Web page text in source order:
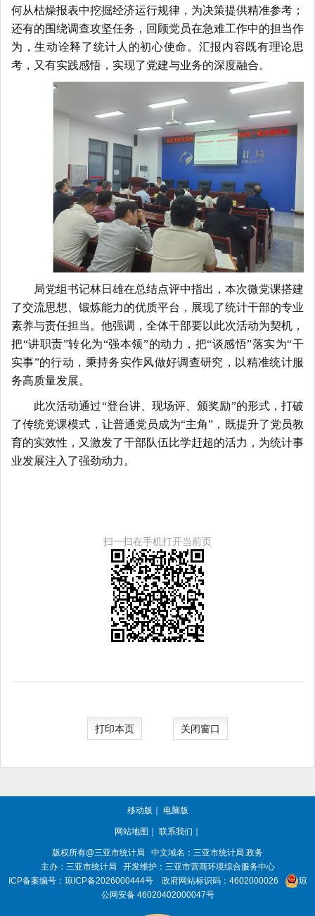
何从枯燥报表中挖掘经济运行规律，为决策提供精准参考；
还有的围绕调查攻坚任务，回顾党员在急难工作中的担当作
为，生动诠释了统计人的初心使命。汇报内容既有理论思
考，又有实践感悟，实现了党建与业务的深度融合。
局党组书记林日雄在总结点评中指出，本次微党课搭建
了交流思想、锻炼能力的优质平台，展现了统计干部的专业
素养与责任担当。他强调，全体干部要以此次活动为契机，
把“讲职责”转化为“强本领”的动力，把“谈感悟”落实为“干
实事”的行动，秉持务实作风做好调查研究，以精准统计服
务高质量发展。
此次活动通过“登台讲、现场评、颁奖励”的形式，打破
了传统党课模式，让普通党员成为“主角”，既提升了党员教
育的实效性，又激发了干部队伍比学赶超的活力，为统计事
业发展注入了强劲动力。
扫一扫在手机打开当前页
打印本页 关闭窗口
移动版 ｜ 电脑版
网站地图 ｜ 联系我们 ｜
版权所有@三亚市统计局
中文域名：三亚市统计局.政务
主办：三亚市统计局
开发维护：三亚市营商环境综合服务中心
ICP备案编号： 琼ICP备2026000444号 政府网站标识码： 4602000026
琼
公网安备 46020402000047号